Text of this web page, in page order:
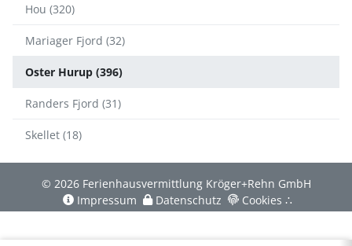
Hou (320)
Mariager Fjord (32)
Oster Hurup (396)
Randers Fjord (31)
Skellet (18)
© 2026 Ferienhausvermittlung Kröger+Rehn GmbH
Impressum
Datenschutz Cookies ∴